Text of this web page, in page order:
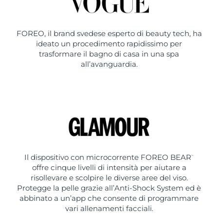
FOREO, il brand svedese esperto di beauty tech, ha
ideato un procedimento rapidissimo per
trasformare il bagno di casa in una spa
all’avanguardia.
Il dispositivo con microcorrente FOREO BEAR ™
offre cinque livelli di intensità per aiutare a
risollevare e scolpire le diverse aree del viso.
Protegge la pelle grazie all’Anti-Shock System ed è
abbinato a un’app che consente di programmare
vari allenamenti facciali.